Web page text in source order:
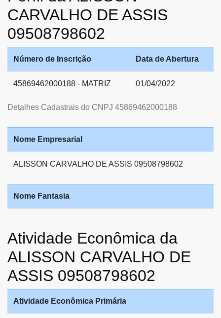
CARVALHO DE ASSIS
09508798602
Detalhes Cadastrais do CNPJ 45869462000188
Número de Inscrição Data de Abertura
45869462000188 - MATRIZ 01/04/2022
Nome Empresarial
ALISSON CARVALHO DE ASSIS 09508798602
Nome Fantasia
Atividade Econômica da
ALISSON CARVALHO DE
ASSIS 09508798602
Atividade Econômica Primária